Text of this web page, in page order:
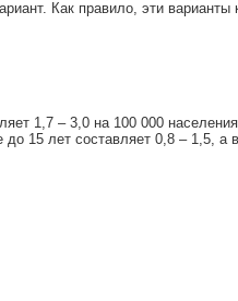
Как правило, эти
1,7 – 3,0 на 100 000
15 лет составляет 0,8 – 1,5, а